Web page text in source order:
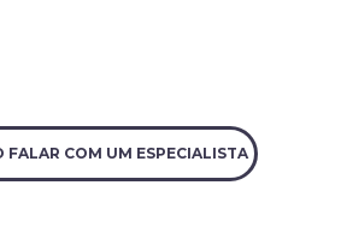
FALAR COM UM ESPECIALISTA